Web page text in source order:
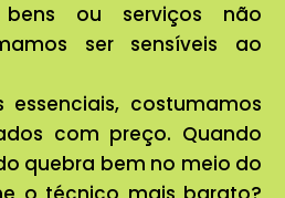
ou serviços não
ser sensíveis ao
essenciais, costumamos
com preço. Quando
quebra bem no meio do